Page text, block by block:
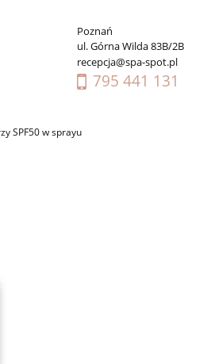
Poznań
ul. Górna Wilda 83B/2B
recepcja@spa-spot.pl
795 441 131
SPF50 w sprayu